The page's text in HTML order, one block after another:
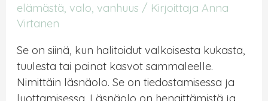
elämästä, valo, vanhuus / KirjoittajaAnna
Virtanen
Se on siinä, kun halitoidut valkoisesta kukasta,
tuulesta tai painat kasvot sammaleelle.
Nimittäin läsnäolo. Se on tiedostamisessa ja